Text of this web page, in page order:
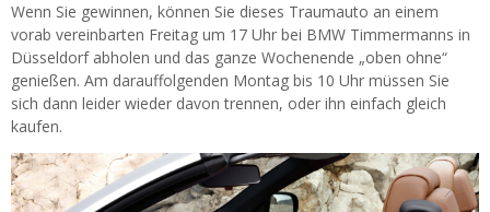
Wenn Sie gewinnen, können Sie dieses Traumauto an einem
vorab vereinbarten Freitag um 17 Uhr bei BMW Timmermanns in
Düsseldorf abholen und das ganze Wochenende „oben ohne“
genießen. Am darauffolgenden Montag bis 10 Uhr müssen Sie
sich dann leider wieder davon trennen, oder ihn einfach gleich
kaufen.